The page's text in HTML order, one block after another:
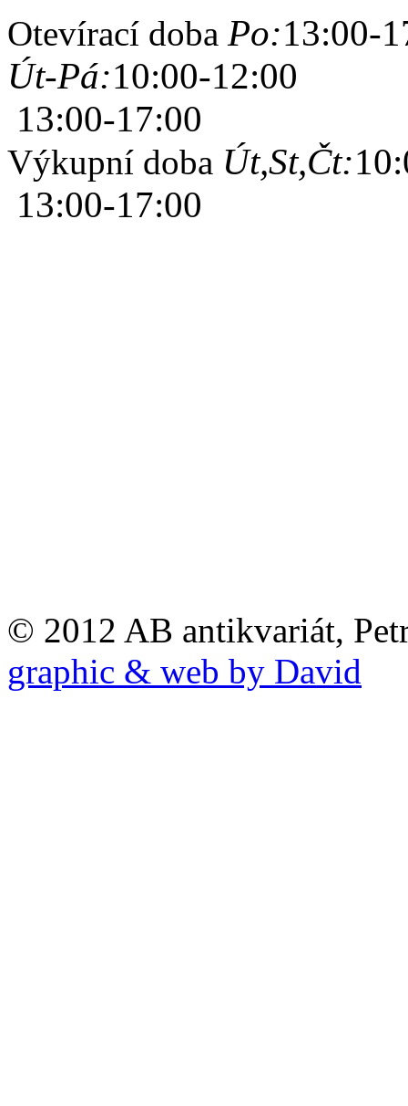
Otevírací doba Po:13:00-
Út-Pá:10:00-12:00
13:00-17:00
Výkupní doba Út,St,Čt:
13:00-17:00
© 2012 AB antikvariát,
graphic & web by David